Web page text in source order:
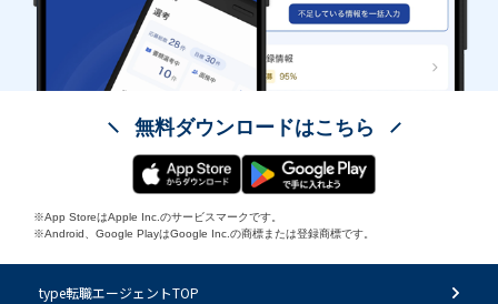
無料ダウンロードはこちら
※App StoreはApple Inc.のサービスマークです。
※Android、Google PlayはGoogle Inc.の商標または登録商標です。
type転職エージェントTOP